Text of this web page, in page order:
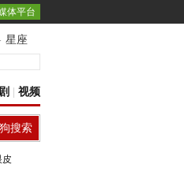
体平台
星座
视频
皮